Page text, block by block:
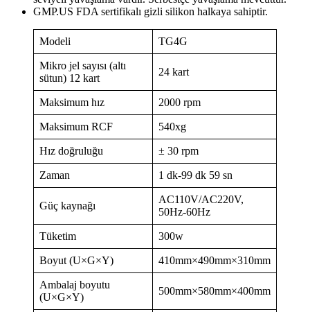
GMP.US FDA sertifikalı gizli silikon halkaya sahiptir.
Modeli TG4G
Mikro jel sayısı (altı
sütun) 12 kart
24 kart
Maksimum hız 2000 rpm
Maksimum RCF 540xg
Hız doğruluğu ± 30 rpm
Zaman 1 dk-99 dk 59 sn
Güç kaynağı
AC110V/AC220V,
50Hz-60Hz
Tüketim 300w
Boyut (U×G×Y) 410mm×490mm×310mm
Ambalaj boyutu
(U×G×Y)
500mm×580mm×400mm